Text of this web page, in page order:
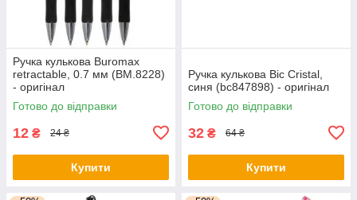
Ручка кулькова Buromax
retractable, 0.7 мм (BM.8228)
- оригінал
Готово до відправки
12 ₴ 24 ₴
Купити
Ручка кулькова Bic Cristal,
синя (bc847898) - оригінал
Готово до відправки
32 ₴ 64 ₴
Купити